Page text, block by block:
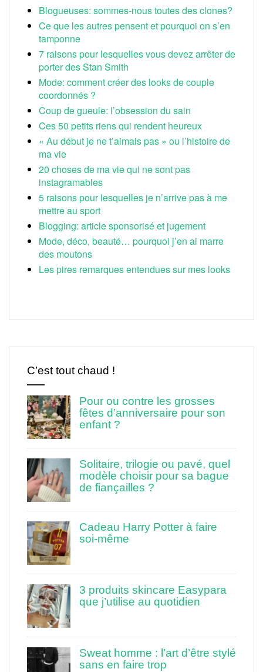
Blogueuses: sommes-nous toutes des clones?
Ce que les autres pensent et pourquoi on s’en
tamponne
7 raisons pour lesquelles vous devez arrêter de
porter des Stan Smith
Mode: comment créer des looks de couple
coordonnés ?
Coup de gueule: l’obsession du sain
Ces 50 petits riens qui rendent heureux
« Au début je ne t’aimais pas » ou l’histoire de
ma vie
20 choses de ma vie qui ne sont pas
instagramables
5 raisons pour lesquelles je n’arrive pas à me
mettre au sport
Blogging: article sponsorisé et jugement
Mode, déco, beauté… pourquoi j’en ai marre
des moutons
Les pires remarques entendues sur mes looks
C’est tout chaud !
Pour ou contre les grosses
fêtes d’anniversaire pour son
enfant ?
Solitaire, trilogie ou pavé, quel
modèle choisir pour sa bague
de fiançailles ?
Cadeau Harry Potter à faire
soi-même
3 produits skincare Easypara
que j’utilise au quotidien
Sweat homme : l’art d’être stylé
sans en faire trop